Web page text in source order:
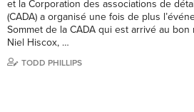
et la Corporation des associations de
(CADA) a organisé une fois de plus
Sommet de la CADA qui est arrivé au bon
Niel Hiscox, …
TODD PHILLIPS